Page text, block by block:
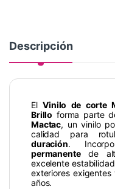
Descripción
ElVinilo de corte
Brillo forma parte
Mactac, un vinilo
calidad para
duración.
permanentede
excelente
exteriores
años.